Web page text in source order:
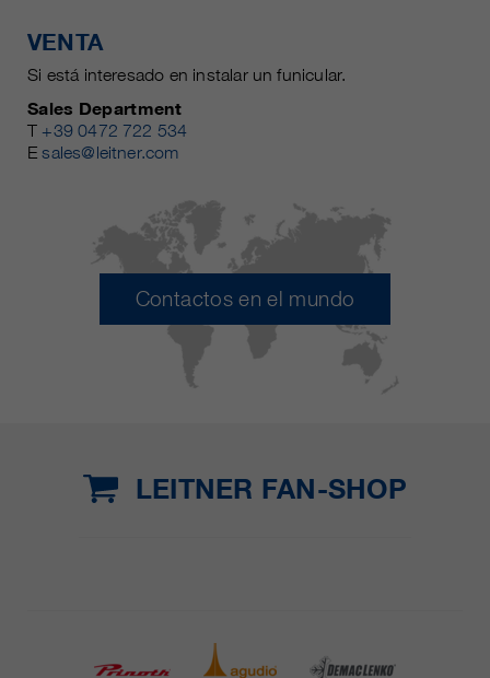
VENTA
Si está interesado en instalar un funicular.
Sales Department
T +39 0472 722 534
Esales@leitner.com
Contactos en el mundo
LEITNER FAN-SHOP